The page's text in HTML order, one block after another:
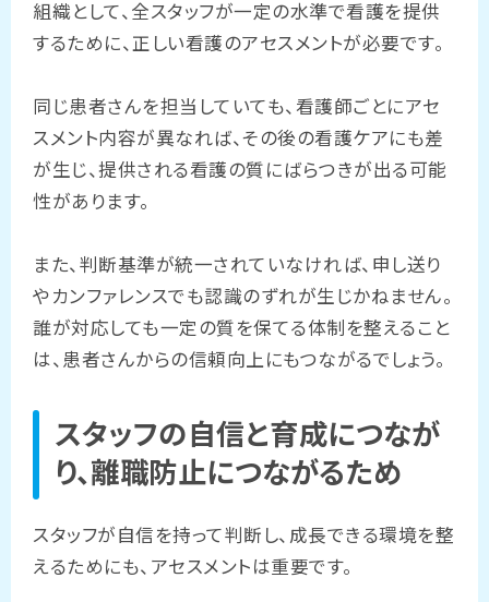
組織として、全スタッフが一定の水準で看護を提供
するために、正しい看護のアセスメントが必要です。
同じ患者さんを担当していても、看護師ごとにアセ
スメント内容が異なれば、その後の看護ケアにも差
が生じ、提供される看護の質にばらつきが出る可能
性があります。
また、判断基準が統一されていなければ、申し送り
やカンファレンスでも認識のずれが生じかねません。
誰が対応しても一定の質を保てる体制を整えること
は、患者さんからの信頼向上にもつながるでしょう。
スタッフの自信と育成につなが
り、離職防止につながるため
スタッフが自信を持って判断し、成長できる環境を整
えるためにも、アセスメントは重要です。